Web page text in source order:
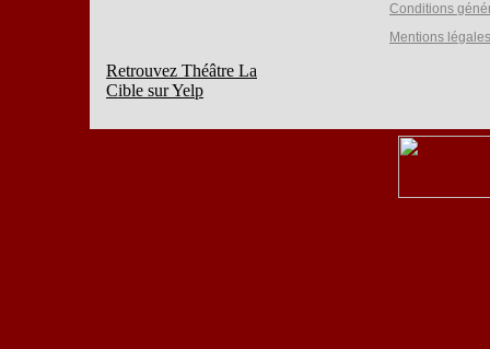
Retrouvez Théâtre La
Cible sur Yelp
Conditions
Mentions légales